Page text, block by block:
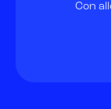
Con